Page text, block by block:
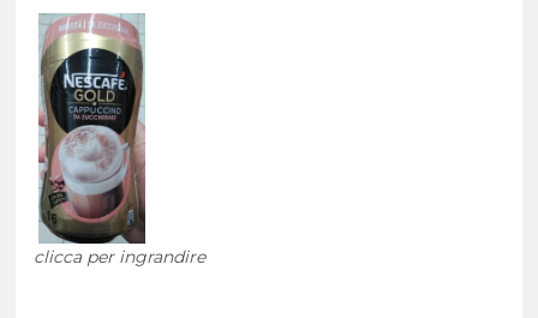
clicca per ingrandire